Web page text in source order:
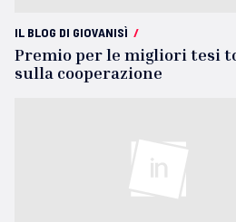
IL BLOG DI GIOVANISÌ /
Premio per le migliori tesi
sulla cooperazione